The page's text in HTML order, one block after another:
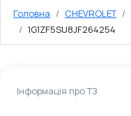
Головна CHEVROLET
1G1ZF5SU8JF264254
Інформація про ТЗ